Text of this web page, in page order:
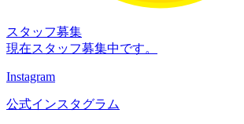
スタッフ募集
現在スタッフ募集中です。
Instagram
公式インスタグラム